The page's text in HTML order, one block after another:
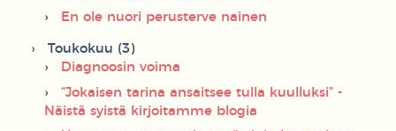
En ole nuori perusterve nainen
Toukokuu (3)
Diagnoosin voima
“Jokaisen tarina ansaitsee tulla kuulluksi” -
Näistä syistä kirjoitamme blogia